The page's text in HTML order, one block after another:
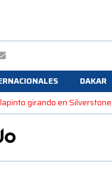
DAKAR
girando en Silverstone